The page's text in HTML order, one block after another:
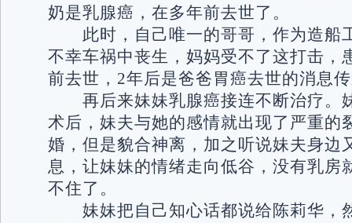
奶是乳腺癌，在多年前去世了。
此时，自己唯一的哥哥，作为造船
不幸车祸中丧生，妈妈受不了这打击，
前去世，2年后是爸爸胃癌去世的消息
再后来妹妹乳腺癌接连不断治疗。
术后，妹夫与她的感情就出现了严重的
婚，但是貌合神离，加之听说妹夫身边
息，让妹妹的情绪走向低谷，没有乳房
不住了。
妹妹把自己知心话都说给陈莉华，